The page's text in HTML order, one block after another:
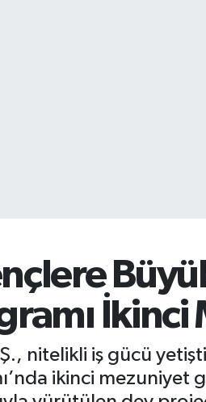
İkinci
nitelikli iş gücü
ikinci mezuniyet